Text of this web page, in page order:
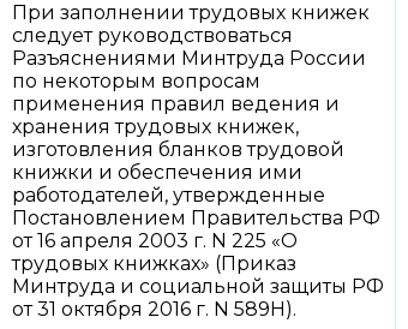
При заполнении трудовых книжек
следует руководствоваться
Разъяснениями Минтруда России
по некоторым вопросам
применения правил ведения и
хранения трудовых книжек,
изготовления бланков трудовой
книжки и обеспечения ими
работодателей, утвержденные
Постановлением Правительства РФ
от 16 апреля 2003 г. N 225 «О
трудовых книжках» (Приказ
Минтруда и социальной защиты РФ
от 31 октября 2016 г. N 589Н).